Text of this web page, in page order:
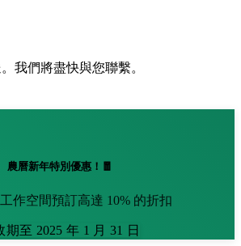
我們將盡快與您聯繫。
農曆新年特別優惠！🧧
作空間預訂高達 10% 的折扣
期至 2025 年 1 月 31 日